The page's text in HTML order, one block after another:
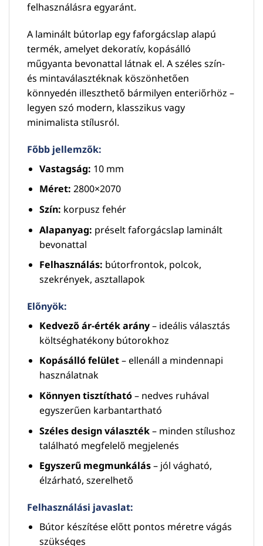
felhasználásra egyaránt.
A laminált bútorlap egy faforgácslap alapú
termék, amelyet dekoratív, kopásálló
műgyanta bevonattal látnak el. A széles szín-
és mintaválasztéknak köszönhetően
könnyedén illeszthető bármilyen enteriőrhöz –
legyen szó modern, klasszikus vagy
minimalista stílusról.
Főbb jellemzők:
Vastagság: 10 mm
Méret: 2800×2070
Szín: korpusz fehér
Alapanyag: préselt faforgácslap laminált
bevonattal
Felhasználás: bútorfrontok, polcok,
szekrények, asztallapok
Előnyök:
Kedvező ár-érték arány– ideális választás
költséghatékony bútorokhoz
Kopásálló felület– ellenáll a mindennapi
használatnak
Könnyen tisztítható– nedves ruhával
egyszerűen karbantartható
Széles design választék– minden stílushoz
található megfelelő megjelenés
Egyszerű megmunkálás– jól vágható,
élzárható, szerelhető
Felhasználási javaslat:
Bútor készítése előtt pontos méretre vágás
szükséges